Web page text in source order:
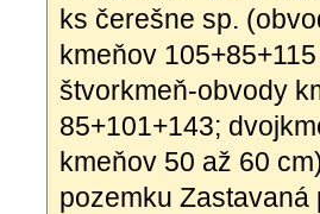
ks čerešne sp.
kmeňov
štvorkmeň-obvody
85+101+143;
kmeňov 50 až 60
pozemku